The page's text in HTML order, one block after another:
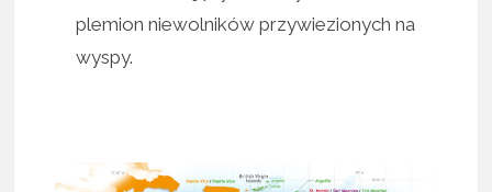
plemion niewolników przywiezionych na
wyspy.